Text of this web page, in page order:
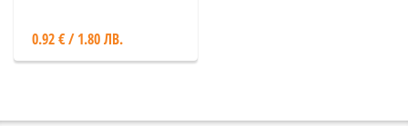
0.92 € / 1.80 ЛВ.